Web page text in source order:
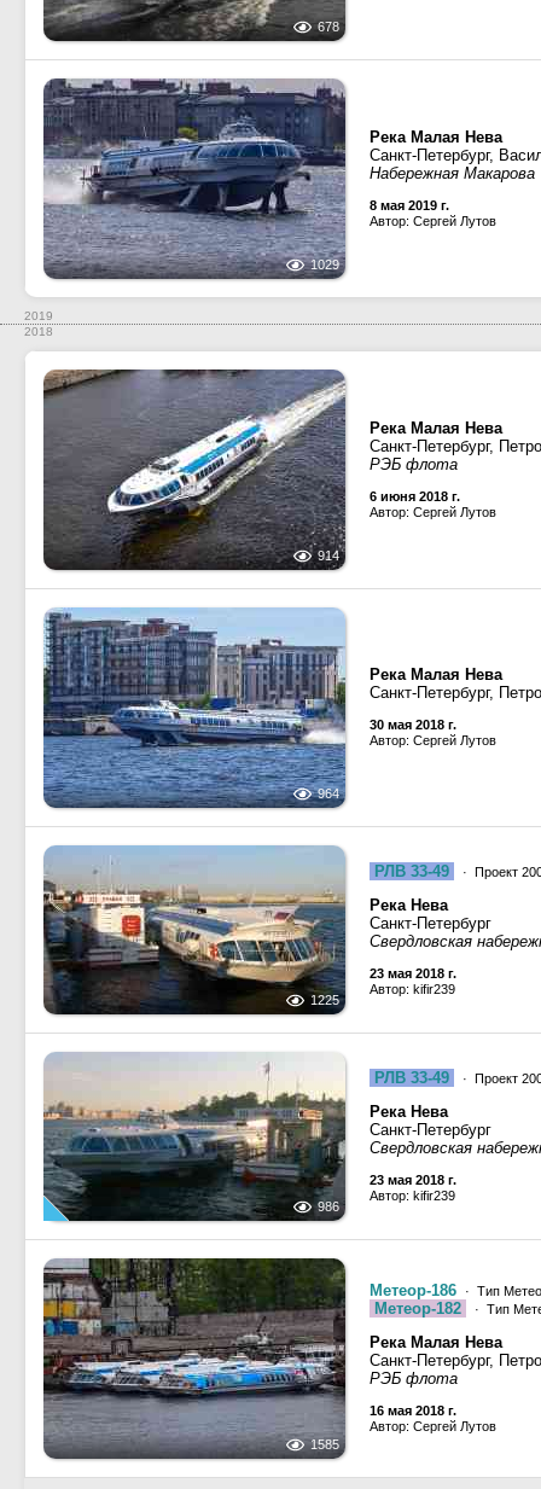
678
1029
Река Малая Нева
Санкт-Петербург,
Набережная Макарова
8 мая 2019 г.
Автор: Сергей Лутов
2019
2018
914
Река Малая Нева
Санкт-Петербург,
РЭБ флота
6 июня 2018 г.
Автор: Сергей Лутов
964
Река Малая Нева
Санкт-Петербург,
30 мая 2018 г.
Автор: Сергей Лутов
1225
РЛВ 33-49 · Проект
Река Нева
Санкт-Петербург
Свердловская
23 мая 2018 г.
Автор: kifir239
986
РЛВ 33-49 · Проект
Река Нева
Санкт-Петербург
Свердловская
23 мая 2018 г.
Автор: kifir239
1585
Метеор-186 · Тип
Метеор-182 · Тип
Река Малая Нева
Санкт-Петербург,
РЭБ флота
16 мая 2018 г.
Автор: Сергей Лутов